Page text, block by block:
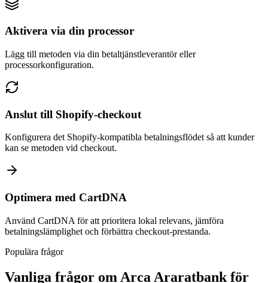
Aktivera via din processor
Lägg till metoden via din betaltjänstleverantör eller
processorkonfiguration.
Anslut till Shopify-checkout
Konfigurera det Shopify-kompatibla betalningsflödet så att kunder
kan se metoden vid checkout.
Optimera med CartDNA
Använd CartDNA för att prioritera lokal relevans, jämföra
betalningslämplighet och förbättra checkout-prestanda.
Populära frågor
Vanliga frågor om Arca Araratbank för